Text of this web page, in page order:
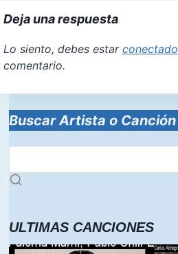
Deja una respuesta
Lo siento, debes estar conectado
comentario.
Buscar Artista o Canción
ULTIMAS CANCIONES